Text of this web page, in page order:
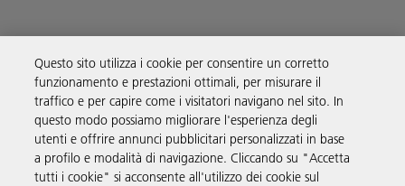
Soluzioni
Prodotti e servizi
Questo sito utilizza i cookie per consentire un corretto
funzionamento e prestazioni ottimali, per misurare il
traffico e per capire come i visitatori navigano nel sito. In
questo modo possiamo migliorare l'esperienza degli
utenti e offrire annunci pubblicitari personalizzati in base
a profilo e modalità di navigazione. Cliccando su "Accetta
tutti i cookie" si acconsente all'utilizzo dei cookie sul